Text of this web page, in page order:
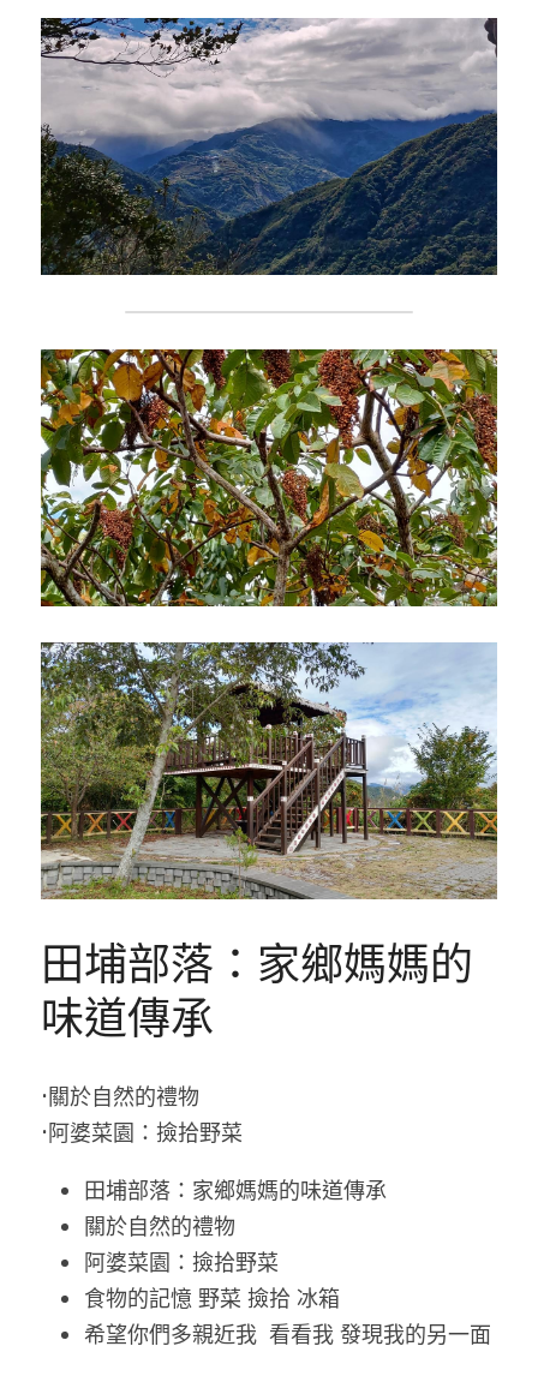
田埔部落：家鄉媽媽的
味道傳承
•關於自然的禮物
•阿婆菜園：撿拾野菜
田埔部落：家鄉媽媽的味道傳承
關於自然的禮物
阿婆菜園：撿拾野菜
食物的記憶 野菜 撿拾 冰箱
希望你們多親近我  看看我 發現我的另一面